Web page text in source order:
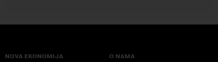
NOVA EKONOMIJA O NAMA